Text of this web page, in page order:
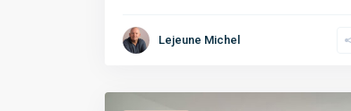
Lejeune Michel